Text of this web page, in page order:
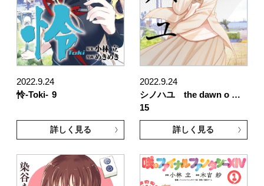
2022.9.24
怜-Toki- 9
詳しく見る
2022.9.24
シノハユ the dawn o …
15
詳しく見る